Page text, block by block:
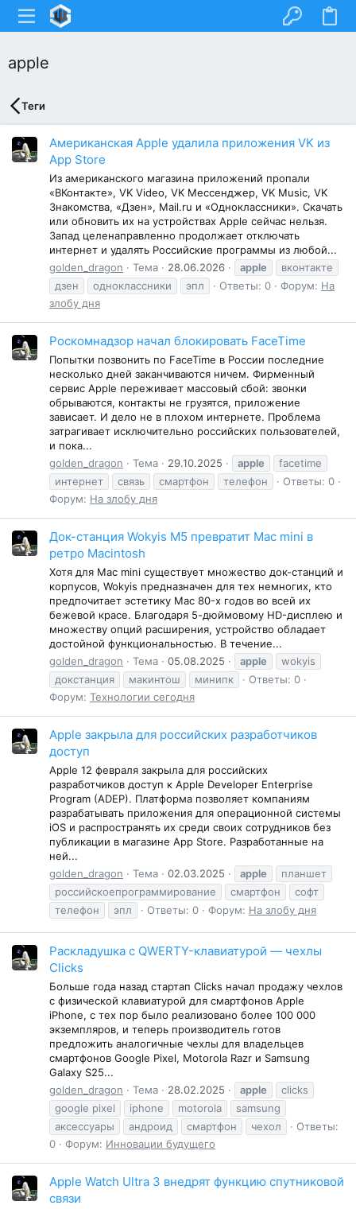
apple
Теги
Американская Apple удалила приложения VK из
App Store
Из американского магазина приложений пропали
«ВКонтакте», VK Video, VK Мессенджер, VK Music, VK
Знакомства, «Дзен», Mail.ru и «Одноклассники». Скачать
или обновить их на устройствах Apple сейчас нельзя.
Запад целенаправленно продолжает отключать
интернет и удалять Российские программы из любой...
golden_dragon
Тема 28.06.2026 apple
вконтакте
дзен
одноклассники эпл Ответы: 0 Форум: На
злобу дня
Роскомнадзор начал блокировать FaceTime
Попытки позвонить по FaceTime в России последние
несколько дней заканчиваются ничем. Фирменный
сервис Apple переживает массовый сбой: звонки
обрываются, контакты не грузятся, приложение
зависает. И дело не в плохом интернете. Проблема
затрагивает исключительно российских пользователей,
и пока...
golden_dragon
Тема 29.10.2025 apple
facetime
интернет
связь смартфон телефон
Ответы: 0
Форум: На злобу дня
Док-станция Wokyis M5 превратит Mac mini в
ретро Macintosh
Хотя для Mac mini существует множество док-станций и
корпусов, Wokyis предназначен для тех немногих, кто
предпочитает эстетику Mac 80-х годов во всей их
бежевой красе. Благодаря 5-дюймовому HD-дисплею и
множеству опций расширения, устройство обладает
достойной функциональностью. В течение...
golden_dragon
Тема 05.08.2025 apple
wokyis
докстанция
макинтош минипк
Ответы: 0
Форум: Технологии сегодня
Apple закрыла для российских разработчиков
доступ
Apple 12 февраля закрыла для российских
разработчиков доступ к Apple Developer Enterprise
Program (ADEP). Платформа позволяет компаниям
разрабатывать приложения для операционной системы
iOS и распространять их среди своих сотрудников без
публикации в магазине App Store. Разработанные на
ней...
golden_dragon
Тема 02.03.2025 apple
планшет
российскоепрограммирование
смартфон
софт
телефон
эпл Ответы: 0 Форум: На злобу дня
Раскладушка с QWERTY-клавиатурой — чехлы
Clicks
Больше года назад стартап Clicks начал продажу чехлов
с физической клавиатурой для смартфонов Apple
iPhone, с тех пор было реализовано более 100 000
экземпляров, и теперь производитель готов
предложить аналогичные чехлы для владельцев
смартфонов Google Pixel, Motorola Razr и Samsung
Galaxy S25...
golden_dragon
Тема 28.02.2025 apple
clicks
google pixel
iphone motorola
samsung
аксессуары
андроид смартфон чехол
Ответы:
0
Форум: Инновации будущего
Apple Watch Ultra 3 внедрят функцию спутниковой
связи